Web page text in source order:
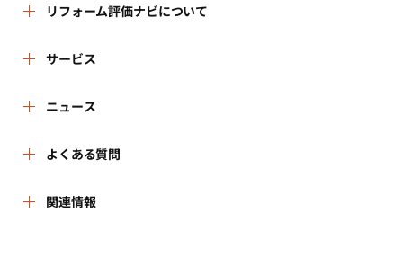
リフォーム評価ナビについて
リフォーム評価ナビとは
運営体制
はじめての方へ
事務局へのお問い合せ
サービス
リフォーム会社を探す
リフォーム事例を見る
リフォームを相談する
ニュース
新着情報
講習会・セミナー
よくある質問
よくある質問
関連情報